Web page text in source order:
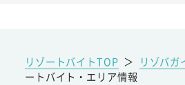
リゾートバイトTOP ＞ リゾバガ
ートバイト・エリア情報